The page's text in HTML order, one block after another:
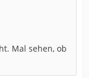
Mal sehen, ob